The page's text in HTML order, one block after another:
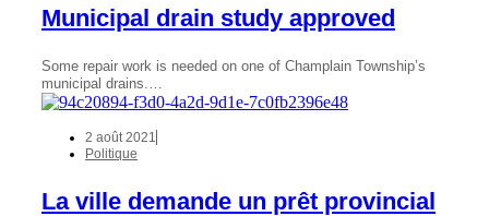
Municipal drain study approved
Some repair work is needed on one of Champlain Township’s
municipal drains.…
2 août 2021
Politique
La ville demande un prêt provincial